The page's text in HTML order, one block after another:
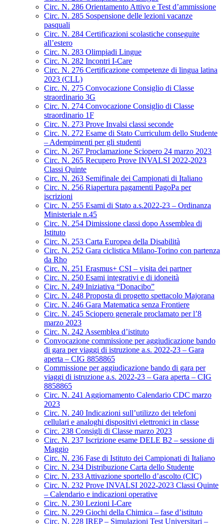
Circ. N. 286 Orientamento Attivo e Test d’ammissione
Circ. N. 285 Sospensione delle lezioni vacanze
pasquali
Circ. N. 284 Certificazioni scolastiche conseguite
all’estero
Circ. N. 283 Olimpiadi Lingue
Circ. N. 282 Incontri I-Care
Circ. N. 276 Certificazione competenze di lingua latina
2023 (CLL)
Circ. N. 275 Convocazione Consiglio di Classe
straordinario 3G
Circ. N. 274 Convocazione Consiglio di Classe
straordinario 1F
Circ. N. 273 Prove Invalsi classi seconde
Circ. N. 272 Esame di Stato Curriculum dello Studente
– Adempimenti per gli studenti
Circ. N. 267 Proclamazione Sciopero 24 marzo 2023
Circ. N. 265 Recupero Prove INVALSI 2022-2023
Classi Quinte
Circ. N. 263 Semifinale dei Campionati di Italiano
Circ. N. 256 Riapertura pagamenti PagoPa per
iscrizioni
Circ. N. 255 Esami di Stato a.s.2022-23 – Ordinanza
Ministeriale n.45
Circ. N. 254 Dimissione classi dopo Assemblea di
Istituto
Circ. N. 253 Carta Europea della Disabilità
Circ. N. 252 Gara ciclistica Milano-Torino con partenza
da Rho
Circ. N. 251 Erasmus+ CSI – visita dei partner
Circ. N. 250 Esami integrativi e di idoneità
Circ. N. 249 Iniziativa “Donacibo”
Circ. N. 248 Proposta di progetto spettacolo Majorana
Circ. N. 246 Gara Matematica senza Frontiere
Circ. N. 245 Sciopero generale proclamato per l’8
marzo 2023
Circ. N. 242 Assemblea d’istituto
Convocazione commissione per aggiudicazione bando
di gara per viaggi di istruzione a.s. 2022-23 – Gara
aperta – CIG 8858865
Commissione per aggiudicazione bando di gara per
viaggi di istruzione a.s. 2022-23 – Gara aperta – CIG
8858865
Circ. N. 241 Aggiornamento Calendario CDC marzo
2023
Circ. N. 240 Indicazioni sull’utilizzo dei telefoni
cellulari e analoghi dispositivi elettronici in classe
Circ. 238 Consigli di Classe marzo 2023
Circ. N. 237 Iscrizione esame DELE B2 – sessione di
Maggio
Circ. N. 236 Fase di Istituto dei Campionati di Italiano
Circ. N. 234 Distribuzione Carta dello Studente
Circ. N. 233 Attivazione sportello d’ascolto (CIC)
Circ. N. 232 Prove INVALSI 2022-2023 Classi Quinte
– Calendario e indicazioni operative
Circ. N. 230 Lezioni I-Care
Circ. N. 229 Giochi della Chimica – fase d’istituto
Circ. N. 228 IREP – Simulazioni Test Universitari –